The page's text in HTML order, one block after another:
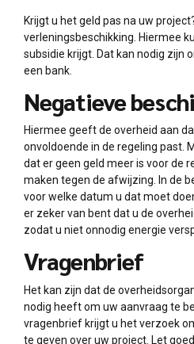
Krijgt u het geld pas na uw
verleningsbeschikking. Hiermee
subsidie krijgt. Dat kan nodig zijn
een bank.
Negatieve
Hiermee geeft de overheid aan
onvoldoende in de regeling past.
dat er geen geld meer is voor de
maken tegen de afwijzing. In de
voor welke datum u dat moet
er zeker van bent dat u de
zodat u niet onnodig energie
Vragenbrief
Het kan zijn dat de
nodig heeft om uw aanvraag te
vragenbrief krijgt u het verzoek
te geven over uw project. Let